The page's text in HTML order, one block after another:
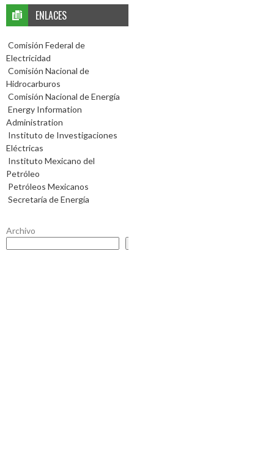
ENLACES
Comisión Federal de
Electricidad
Comisión Nacional de
Hidrocarburos
Comisión Nacional de Energía
Energy Information
Administration
Instituto de Investigaciones
Eléctricas
Instituto Mexicano del
Petróleo
Petróleos Mexicanos
Secretaría de Energía
Archivo